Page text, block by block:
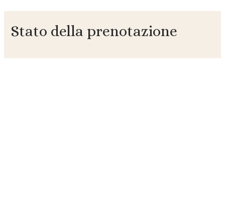
contenuto
Stato della prenotazione